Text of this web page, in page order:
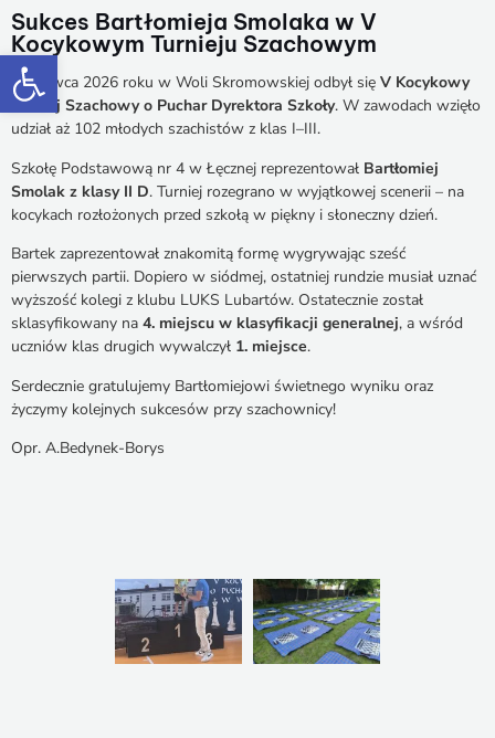
Otwórz pasek narzędzi
Sukces Bartłomieja Smolaka w V
Kocykowym Turnieju Szachowym
9 czerwca 2026 roku w Woli Skromowskiej odbył się V Kocykowy
Turniej Szachowyo Puchar Dyrektora Szkoły. W zawodach wzięło
udział aż 102 młodych szachistów z klas I–III.
Szkołę Podstawową nr 4 w Łęcznej reprezentował Bartłomiej
Smolak z klasy II D. Turniej rozegrano w wyjątkowej scenerii – na
kocykach rozłożonych przed szkołą w piękny i słoneczny dzień.
Bartek zaprezentował znakomitą formę wygrywając sześć
pierwszych partii. Dopiero w siódmej, ostatniej rundzie musiał uznać
wyższość kolegi z klubu LUKS Lubartów. Ostatecznie został
sklasyfikowany na 4. miejscu w klasyfikacji generalnej, a wśród
uczniów klas drugich wywalczył 1. miejsce.
Serdecznie gratulujemy Bartłomiejowi świetnego wyniku oraz
życzymy kolejnych sukcesów przy szachownicy!
Opr. A.Bedynek-Borys